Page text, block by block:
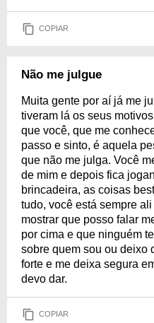
COPIAR
Não me julgue
Muita gente por aí já me
tiveram lá os seus
que você, que me
passo e sinto, é aquela
que não me julga. Você
de mim e depois fica
brincadeira, as coisas
tudo, você está sempre
mostrar que posso falar
por cima e que ninguém
sobre quem sou ou deixo
forte e me deixa segura
devo dar.
COPIAR